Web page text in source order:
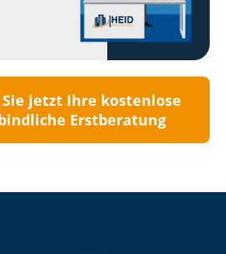
jetzt Ihre kostenlose
Erstberatung